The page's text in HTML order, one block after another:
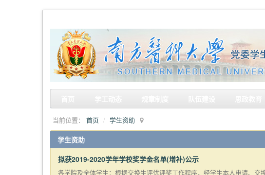
当前位置： 首页 学生资助
学生资助
拟获2019-2020学年学校奖学金名单(增补)公示
各学院及全体学生：根据交换生评优评奖工作程序，经学生本人申请、